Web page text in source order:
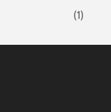
(1)